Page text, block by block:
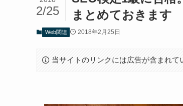
まとめておきます
2/25
Web関連 2018年2月25日
当サイトのリンクには広告が含まれて